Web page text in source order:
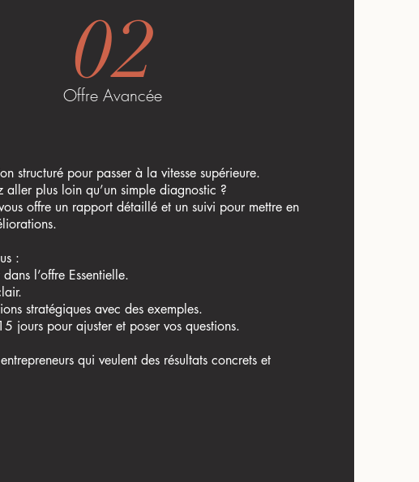
02
Offre Avancée
structuré pour passer à la vitesse supérieure.
aller plus loin qu’un simple diagnostic ?
offre un rapport détaillé et un suivi pour mettre en
:
l’offre Essentielle.
stratégiques avec des exemples.
jours pour ajuster et poser vos questions.
qui veulent des résultats concrets et